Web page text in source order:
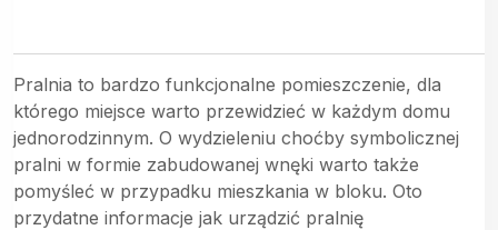
Pralnia to bardzo funkcjonalne pomieszczenie, dla
którego miejsce warto przewidzieć w każdym domu
jednorodzinnym. O wydzieleniu choćby symbolicznej
pralni w formie zabudowanej wnęki warto także
pomyśleć w przypadku mieszkania w bloku. Oto
przydatne informacje jak urządzić pralnię